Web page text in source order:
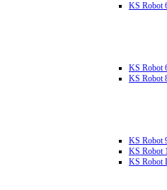
KS Robot
KS Robot
KS Robot
KS Robot
KS Robot
KS Robot